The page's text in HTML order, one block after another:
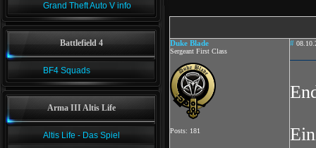
Grand Theft Auto V info
Battlefield 4
BF4 Squads
Arma III Altis Life
Altis Life - Das Spiel
Duke Blade
Sergeant First Class
Posts: 181
#